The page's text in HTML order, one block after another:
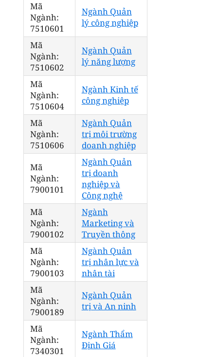
Mã
Ngành:
7510601
Ngành Quản
lý công nghiệp
Mã
Ngành:
7510602
Ngành Quản
lý năng lượng
Mã
Ngành:
7510604
Ngành Kinh tế
công nghiệp
Mã
Ngành:
7510606
Ngành Quản
trị môi trường
doanh nghiệp
Mã
Ngành:
7900101
Ngành Quản
trị doanh
nghiệp và
Công nghệ
Mã
Ngành:
7900102
Ngành
Marketing và
Truyền thông
Mã
Ngành:
7900103
Ngành Quản
trị nhân lực và
nhân tài
Mã
Ngành:
7900189
Ngành Quản
trị và An ninh
Mã
Ngành:
7340301
Ngành Thẩm
Định Giá